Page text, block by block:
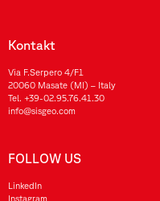
Kontakt
Via F.Serpero 4/F1
20060 Masate (MI) – Italy
Tel. +39-02.95.76.41.30
info@sisgeo.com
FOLLOW US
LinkedIn
Instagram